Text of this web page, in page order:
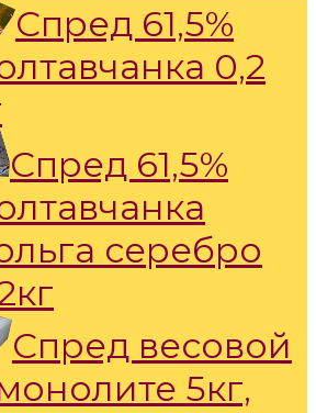
Спред 61,5%
0,2
Спред 61,5%
серебро
Спред весовой
5кг,